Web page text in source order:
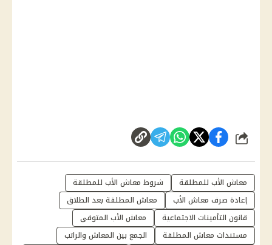
شارك
معاش الأب للمطلقة
شروط معاش الأب للمطلقة
إعادة صرف معاش الأب
معاش المطلقة بعد الطلاق
قانون التأمينات الاجتماعية
معاش الأب المتوفى
مستندات معاش المطلقة
الجمع بين المعاش والراتب